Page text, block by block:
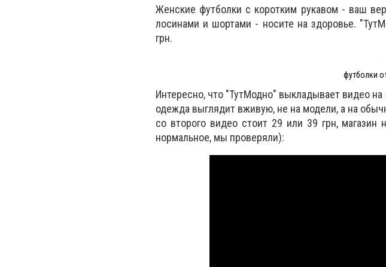
Женские футболки с коротким рукавом - ваш
лосинами и шортами - носите на здоровье.
грн.
футболки
Интересно, что "ТутМодно" выкладывает видео
одежда выглядит вживую, не на модели, а на
со второго видео стоит 29 или 39 грн,
нормальное, мы проверяли):